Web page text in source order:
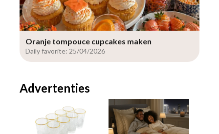
Oranje tompouce cupcakes maken
Daily favorite: 25/04/2026
Advertenties